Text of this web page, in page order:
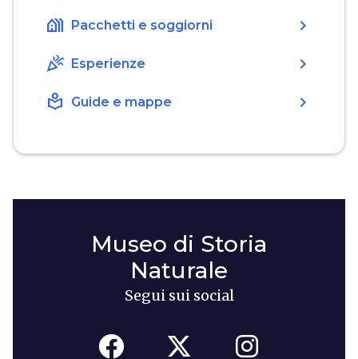
holiday_village Pacchetti e soggiorni chevron_right
celebration Esperienze chevron_right
local_library Guide e mappe chevron_right
Museo di Storia
Naturale
Segui sui social